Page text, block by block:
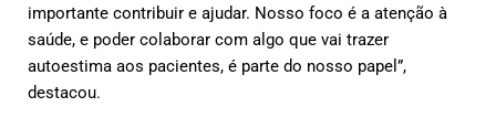
importante contribuir e ajudar. Nosso foco é a atenção à
saúde, e poder colaborar com algo que vai trazer
autoestima aos pacientes, é parte do nosso papel”,
destacou.